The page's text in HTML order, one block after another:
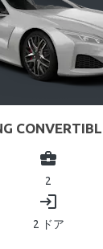
business_center
2
login
2 ドア